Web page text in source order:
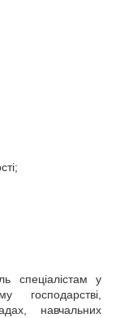
спеціалістам у
господарстві,
навчальних